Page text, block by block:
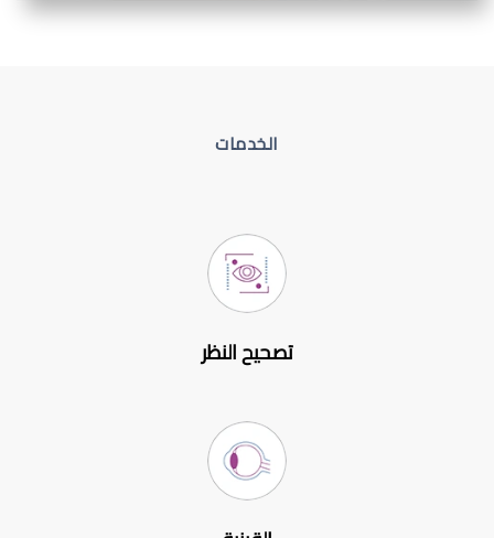
الخدمات
تصحيح النظر